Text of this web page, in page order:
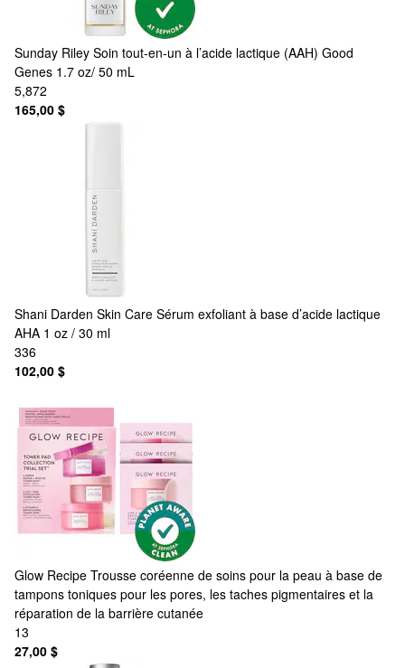
Sunday Riley Soin tout-en-un à l’acide lactique (AAH) Good
Genes 1.7 oz/ 50 mL
5,872
165,00 $
Shani Darden Skin Care Sérum exfoliant à base d’acide lactique
AHA 1 oz / 30 ml
336
102,00 $
Glow Recipe Trousse coréenne de soins pour la peau à base de
tampons toniques pour les pores, les taches pigmentaires et la
réparation de la barrière cutanée
13
27,00 $